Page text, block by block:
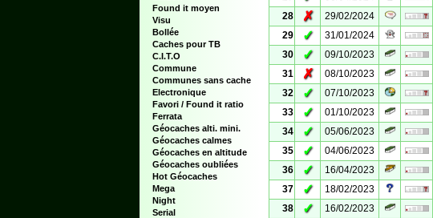
Found it moyen
Visu
Bollée
Caches pour TB
C.I.T.O
Commune
Communes sans cache
Electronique
Favori / Found it ratio
Ferrata
Géocaches alti. mini.
Géocaches calmes
Géocaches en altitude
Géocaches oubliées
Hot Géocaches
Mega
Night
Serial
28
✗ 29/02/2024
29
✓ 31/01/2024
30
✓ 09/10/2023
31
✗ 08/10/2023
32
✓ 07/10/2023
33
✓ 01/10/2023
34
✓ 05/06/2023
35
✓ 04/06/2023
36
✓ 16/04/2023
37
✓ 18/02/2023
38
✓ 16/02/2023